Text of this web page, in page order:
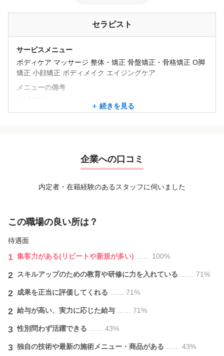
セラピスト
サービスメニュー
ボディケア マッサージ 整体・矯正 骨盤矯正・骨格矯正 O脚
矯正 小顔矯正 ボディメイク エイジングケア
メニューの備考
続きを見る
企業への口コミ
内定者・在籍経験のあるスタッフに伺いました
この職場の良い所は？
待遇面
1 集客力がある(リピートや新規が多い) …… 100%
2 スキルアップのための教育や研修に力を入れている …… 71%
2 成果を正当に評価してくれる …… 71%
2 給与が⾼い、実力に応じた給与 …… 71%
3 性別問わず活躍できる …… 43%
3 独自の技術や最新の施術メニュー・商品がある …… 43%